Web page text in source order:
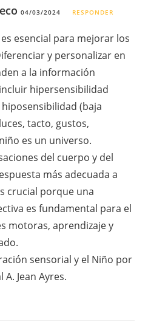
04/03/2024 RESPONDER
esencial para mejorar los
y personalizar en
a la información
hipersensibilidad
(baja
tacto, gustos,
es un universo.
del cuerpo y del
más adecuada a
crucial porque una
es fundamental para el
motoras, aprendizaje y
sensorial y el Niño por
Jean Ayres.